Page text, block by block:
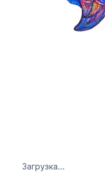
Загрузка...